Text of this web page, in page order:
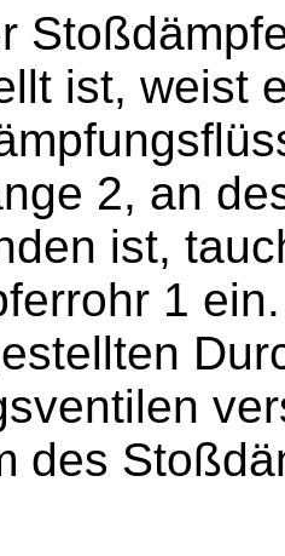
ist, weist
2, an
ist,
1
des